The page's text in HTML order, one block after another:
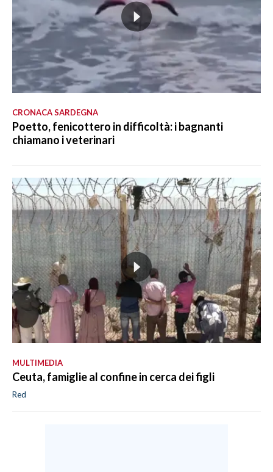
CRONACA SARDEGNA
Poetto, fenicottero in difficoltà: i bagnanti
chiamano i veterinari
MULTIMEDIA
Ceuta, famiglie al confine in cerca dei figli
Red